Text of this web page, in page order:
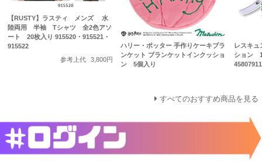
【RUSTY】ラスティ メンズ 水
陸両用 半袖 Tシャツ 全2色アソ
ート 20枚入り 915520・915521・
915522
参考上代
3,800円
ハリー・ポッター 手作りケーキブラ
ンケット ブランケットインクッショ
ン 5個入り
レスキュ
ション
すべてのおすすめ商品を見る